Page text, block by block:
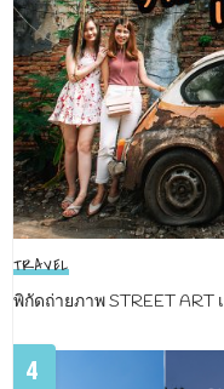
TRAVEL
พิกัดถ่ายภาพ STREET ART
4